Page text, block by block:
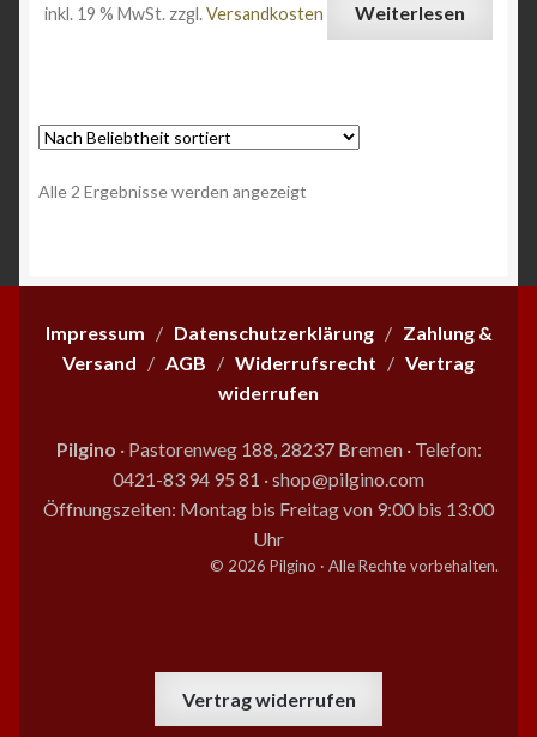
inkl. 19 % MwSt. zzgl.Versandkosten Weiterlesen
Alle 2 Ergebnisse werden angezeigt
Impressum / Datenschutzerklärung/ Zahlung &
Versand / AGB / Widerrufsrecht / Vertrag
widerrufen
Pilgino · Pastorenweg 188, 28237 Bremen ·Telefon:
0421-83 94 95 81 ·shop@pilgino.com
Öffnungszeiten: Montag bis Freitag von 9:00 bis 13:00
Uhr
© 2026 Pilgino · Alle Rechte vorbehalten.
Vertrag widerrufen